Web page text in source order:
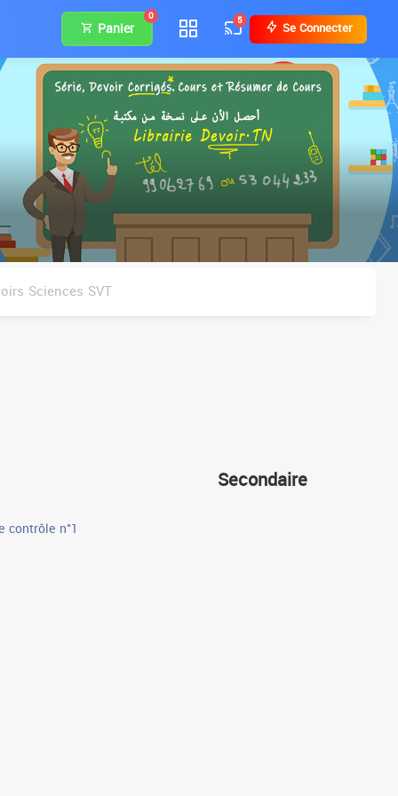
Panier
0 5 Se Connecter
Sciences SVT
Secondaire
contrôle n°1